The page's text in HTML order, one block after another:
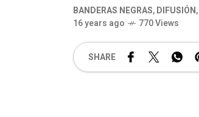
BANDERAS NEGRAS,DIFUSIÓN,
16 years ago
770 Views
SHARE